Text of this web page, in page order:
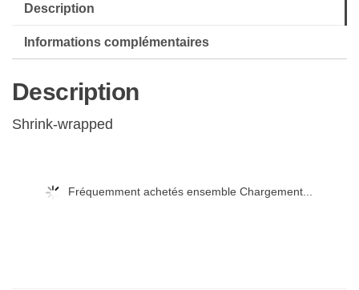
Description
Informations complémentaires
Description
Shrink-wrapped
Fréquemment achetés ensemble Chargement...